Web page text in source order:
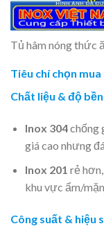
Tủ hâm nóng thức
Tiêu chí chọn
Chất liệu & độ bền
Inox 304chống
giá cao nhưng
Inox 201 rẻ
khu vực ẩm/
Công suất & hiệu